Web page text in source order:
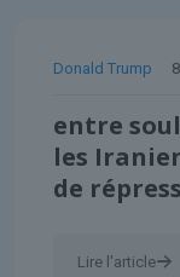
Donald Trump
entre
les
de
Lire l'article